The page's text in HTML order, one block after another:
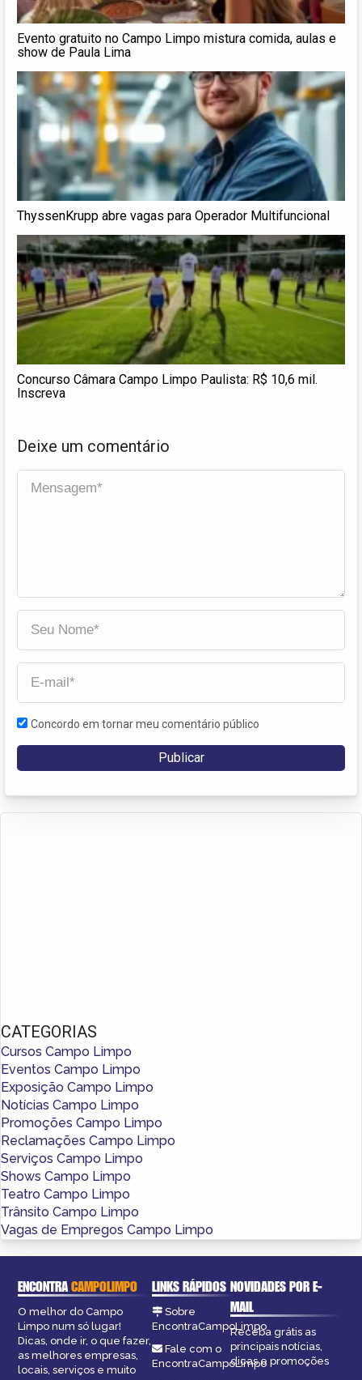
Evento gratuito no Campo Limpo mistura comida, aulas e
show de Paula Lima
ThyssenKrupp abre vagas para Operador Multifuncional
Concurso Câmara Campo Limpo Paulista: R$ 10,6 mil.
Inscreva
Deixe um comentário
Concordo em tornar meu comentário público
CATEGORIAS
Cursos Campo Limpo
Eventos Campo Limpo
Exposição Campo Limpo
Notícias Campo Limpo
Promoções Campo Limpo
Reclamações Campo Limpo
Serviços Campo Limpo
Shows Campo Limpo
Teatro Campo Limpo
Trânsito Campo Limpo
Vagas de Empregos Campo Limpo
ENCONTRACAMPOLIMPO
O melhor do Campo
Limpo num só lugar!
Dicas, onde ir, o que fazer,
as melhores empresas,
locais, serviços e muito
LINKS RÁPIDOS
Sobre
EncontraCampoLimpo
Fale com o
EncontraCampoLimpo
NOVIDADES POR E-
MAIL
Receba grátis as
principais notícias,
dicas e promoções